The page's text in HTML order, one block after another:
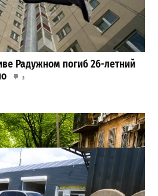
Радужном погиб 26-летний
3
зоны: сколько придется
3